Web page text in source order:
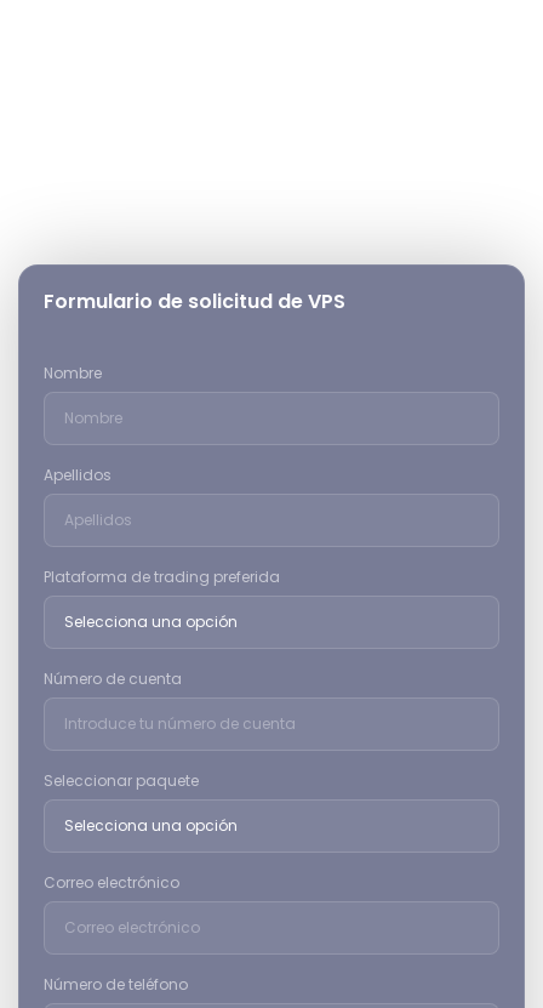
Formulario de solicitud de VPS
Nombre
Apellidos
Plataforma de trading preferida
Número de cuenta
Seleccionar paquete
Correo electrónico
Número de teléfono